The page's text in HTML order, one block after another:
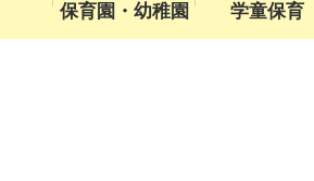
保育園・幼稚園
学童保育